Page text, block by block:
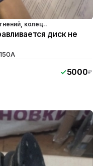
колец..
диск не
5000₽